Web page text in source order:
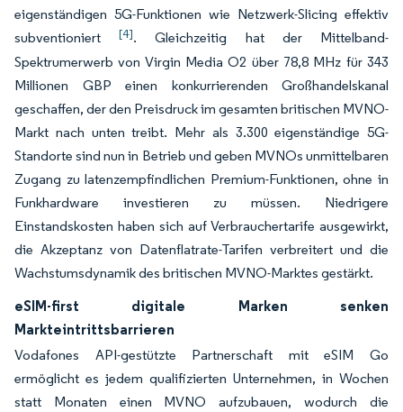
eigenständigen 5G-Funktionen wie Netzwerk-Slicing effektiv
subventioniert[4]. Gleichzeitig hat der Mittelband-
Spektrumerwerb von Virgin Media O2 über 78,8 MHz für 343
Millionen GBP einen konkurrierenden Großhandelskanal
geschaffen, der den Preisdruck im gesamten britischen MVNO-
Markt nach unten treibt. Mehr als 3.300 eigenständige 5G-
Standorte sind nun in Betrieb und geben MVNOs unmittelbaren
Zugang zu latenzempfindlichen Premium-Funktionen, ohne in
Funkhardware investieren zu müssen. Niedrigere
Einstandskosten haben sich auf Verbrauchertarife ausgewirkt,
die Akzeptanz von Datenflatrate-Tarifen verbreitert und die
Wachstumsdynamik des britischen MVNO-Marktes gestärkt.
eSIM-first digitale Marken senken
Markteintrittsbarrieren
Vodafones API-gestützte Partnerschaft mit eSIM Go
ermöglicht es jedem qualifizierten Unternehmen, in Wochen
statt Monaten einen MVNO aufzubauen, wodurch die